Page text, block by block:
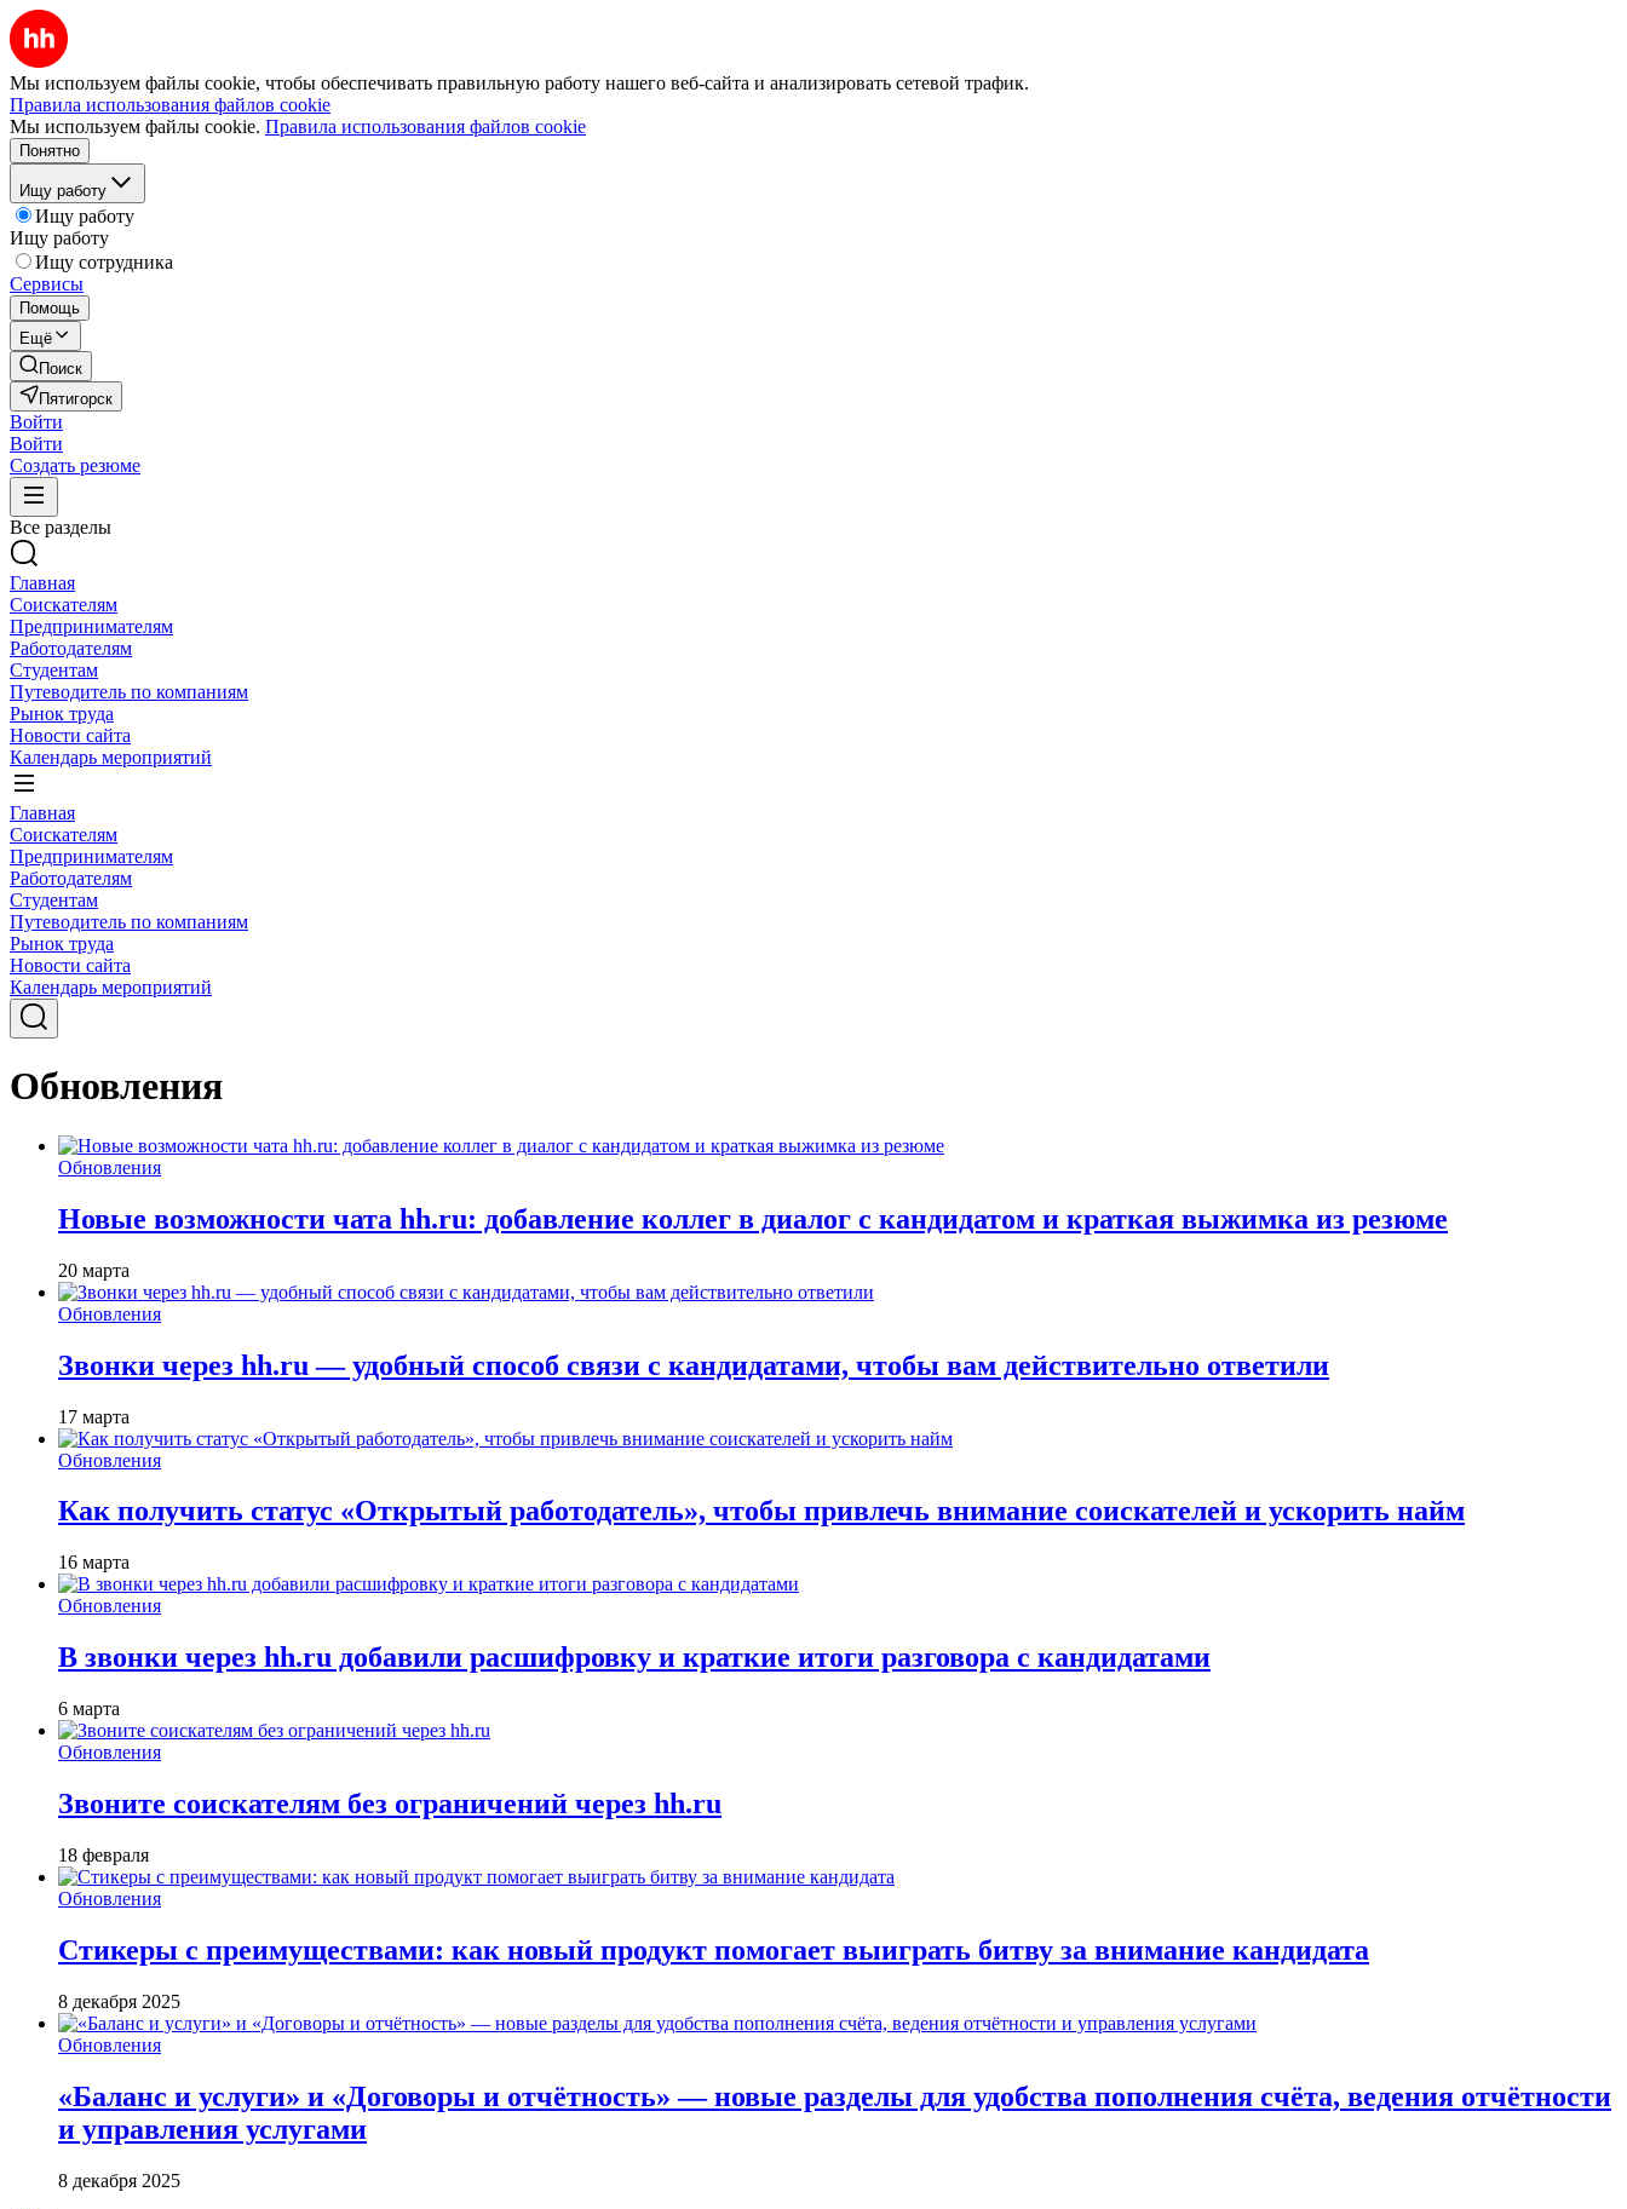
Мы используем файлы cookie, чтобы обеспечивать правильную работу нашего веб-сайта и анализировать сетевой трафик.
Правила использования файлов cookie
Мы используем файлы cookie. Правила использования файлов cookie
Понятно
Ищу работу
Ищу работу
Ищу работу
Ищу сотрудника
Сервисы
Помощь
Ещё
Поиск
Пятигорск
Войти
Войти
Создать резюме
Все разделы
Главная
Соискателям
Предпринимателям
Работодателям
Студентам
Путеводитель по компаниям
Рынок труда
Новости сайта
Календарь мероприятий
Главная
Соискателям
Предпринимателям
Работодателям
Студентам
Путеводитель по компаниям
Рынок труда
Новости сайта
Календарь мероприятий
Обновления
Обновления
Новые возможности чата hh.ru: добавление коллег в диалог с кандидатом и краткая выжимка из резюме
20 марта
Обновления
Звонки через hh.ru — удобный способ связи с кандидатами, чтобы вам действительно ответили
17 марта
Обновления
Как получить статус «Открытый работодатель», чтобы привлечь внимание соискателей и ускорить найм
16 марта
Обновления
В звонки через hh.ru добавили расшифровку и краткие итоги разговора с кандидатами
6 марта
Обновления
Звоните соискателям без ограничений через hh.ru
18 февраля
Обновления
Стикеры с преимуществами: как новый продукт помогает выиграть битву за внимание кандидата
8 декабря 2025
Обновления
«Баланс и услуги» и «Договоры и отчётность» — новые разделы для удобства пополнения счёта, ведения отчётности
и управления услугами
8 декабря 2025